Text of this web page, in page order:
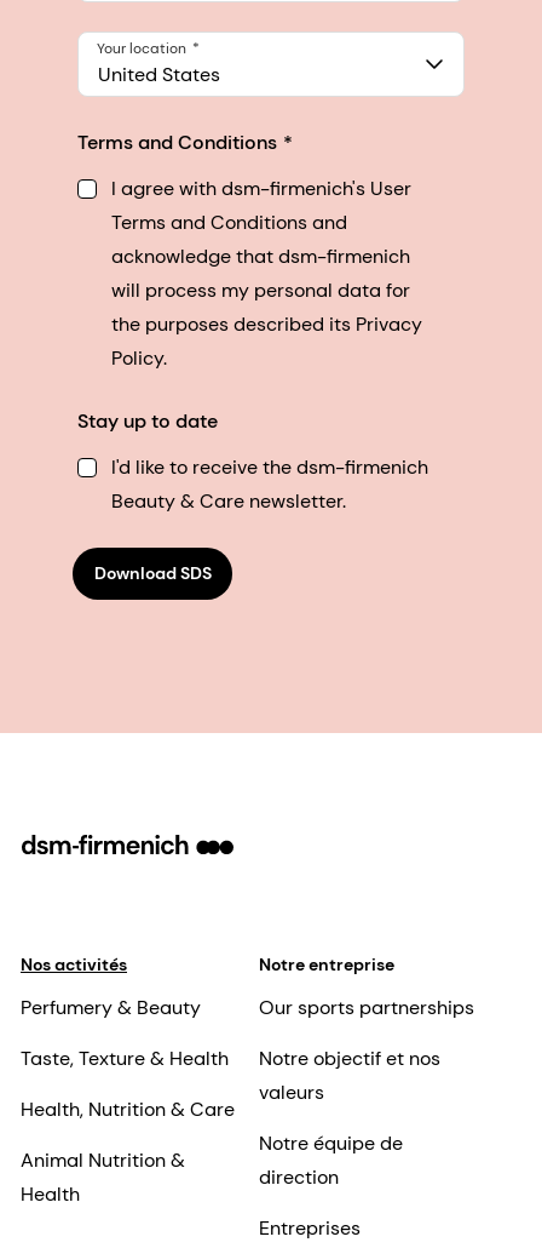
United States
Your location
Terms and Conditions
I agree with dsm-firmenich's User
Terms and Conditions and
acknowledge that dsm-firmenich
will process my personal data for
the purposes described its Privacy
Policy.
Stay up to date
I'd like to receive the dsm-firmenich
Beauty & Care newsletter.
Download SDS
Nos activités
Perfumery & Beauty
Taste, Texture & Health
Health, Nutrition & Care
Animal Nutrition &
Health
Notre entreprise
Our sports partnerships
Notre objectif et nos
valeurs
Notre équipe de
direction
Entreprises